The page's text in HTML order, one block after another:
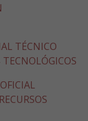
TÉCNICO